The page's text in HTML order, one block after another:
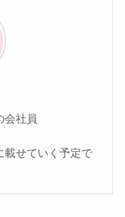
会社員
載せていく予定で